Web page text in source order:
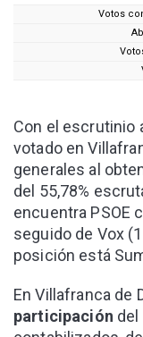
Votos
Con el escrutinio
votado en
generales al
del 55,78%
encuentra PSOE
seguido de Vox
posición está
En Villafranca de
participación del